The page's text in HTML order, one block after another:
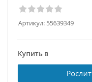
Артикул: 55639349
Купить в
Рослит